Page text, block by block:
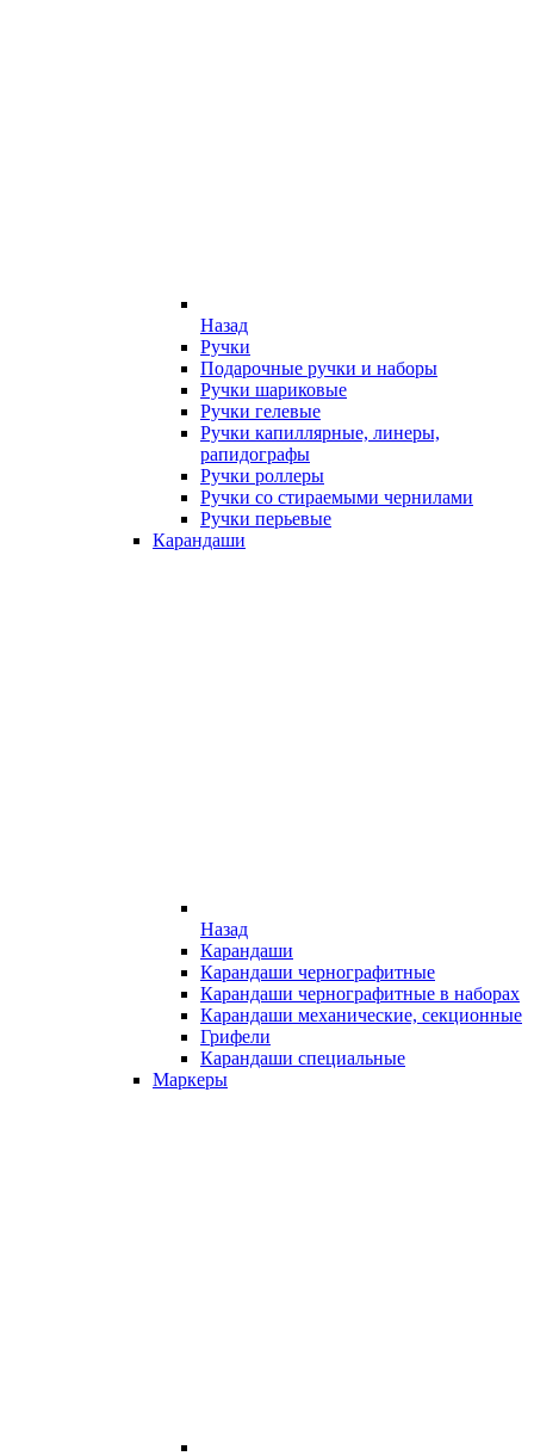
Назад
Ручки
Подарочные ручки и наборы
Ручки шариковые
Ручки гелевые
Ручки капиллярные, линеры,
рапидографы
Ручки роллеры
Ручки со стираемыми чернилами
Ручки перьевые
Карандаши
Назад
Карандаши
Карандаши чернографитные
Карандаши чернографитные в наборах
Карандаши механические, секционные
Грифели
Карандаши специальные
Маркеры